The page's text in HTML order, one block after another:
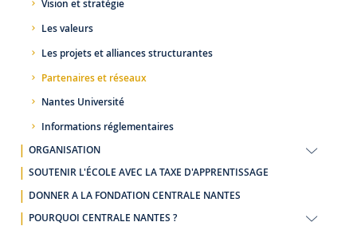
Vision et stratégie
Les valeurs
Les projets et alliances structurantes
Partenaires et réseaux
Nantes Université
Informations réglementaires
ORGANISATION
SOUTENIR L'ÉCOLE AVEC LA TAXE D'APPRENTISSAGE
DONNER A LA FONDATION CENTRALE NANTES
POURQUOI CENTRALE NANTES ?